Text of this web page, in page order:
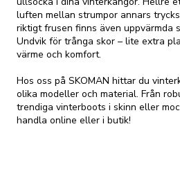
luften mellan strumpor annars
riktigt frusen finns även uppvärmda
Undvik för trånga skor – lite extra
värme och komfort.
Hos oss på SKOMAN hittar du
olika modeller och material. Från
trendiga vinterboots i skinn eller
handla online eller i butik!